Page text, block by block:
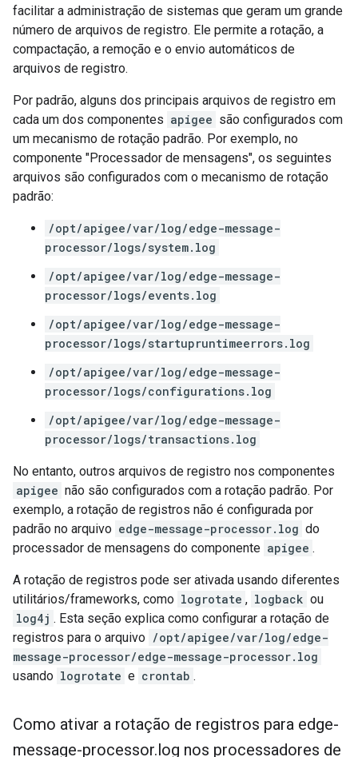
facilitar a administração de sistemas que geram um grande
número de arquivos de registro. Ele permite a rotação, a
compactação, a remoção e o envio automáticos de
arquivos de registro.
Por padrão, alguns dos principais arquivos de registro em
cada um dos componentes apigee são configurados com
um mecanismo de rotação padrão. Por exemplo, no
componente "Processador de mensagens", os seguintes
arquivos são configurados com o mecanismo de rotação
padrão:
/opt/apigee/var/log/edge-message-
processor/logs/system.log
/opt/apigee/var/log/edge-message-
processor/logs/events.log
/opt/apigee/var/log/edge-message-
processor/logs/startupruntimeerrors.log
/opt/apigee/var/log/edge-message-
processor/logs/configurations.log
/opt/apigee/var/log/edge-message-
processor/logs/transactions.log
No entanto, outros arquivos de registro nos componentes
apigee não são configurados com a rotação padrão. Por
exemplo, a rotação de registros não é configurada por
padrão no arquivo edge-message-processor.log do
processador de mensagens do componente apigee .
A rotação de registros pode ser ativada usando diferentes
utilitários/frameworks, como logrotate , logback ou
log4j . Esta seção explica como configurar a rotação de
registros para o arquivo /opt/apigee/var/log/edge-
message-processor/edge-message-processor.log
usando logrotate e crontab .
Como ativar a rotação de registros para edge-
message-processor.log nos processadores de